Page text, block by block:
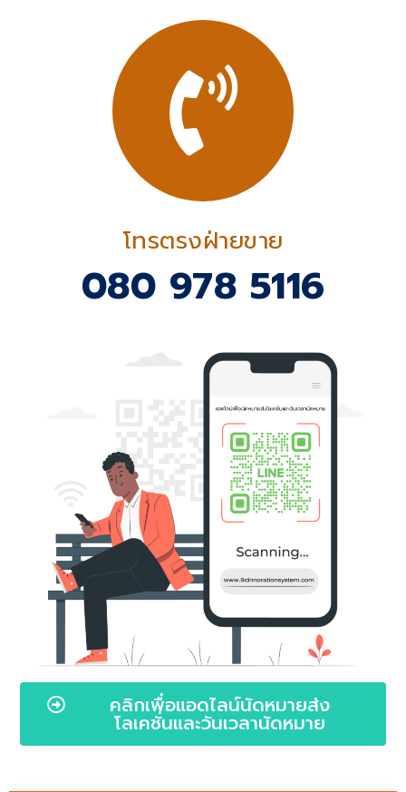
โทรตรงฝ่ายขาย
080 978 5116
คลิกเพื่อแอดไลน์นัดหมายส่ง
โลเคชั่นและวันเวลานัดหมาย